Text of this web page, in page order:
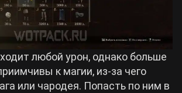
любой урон, однако больше
к магии, из-за чего
или чародея. Попасть по ним в